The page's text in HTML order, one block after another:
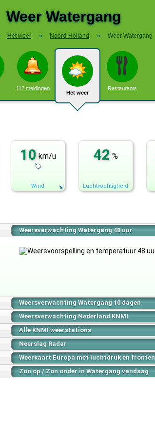
Weer Watergang
Het weer » Noord-Holland » Weer Watergang
112 meldingen
Het weer
Restaurants
10 km/u
Wind
42 %
Luchtvochtigheid
Weersverwachting Watergang 48 uur
Weersverwachting Watergang 10 dagen
Weersverwachting Nederland KNMI
Alle KNMI weerstations
Neerslag Radar
Weerkaart Europa met luchtdruk en fronten
Zon op / Zon onder in Watergang vandaag